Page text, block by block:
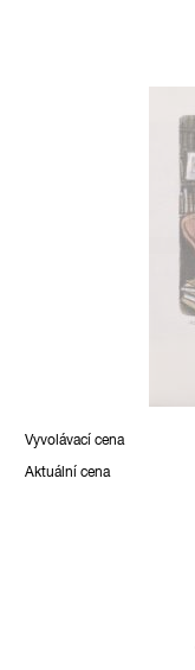
Vyvolávací cena
Aktuální cena